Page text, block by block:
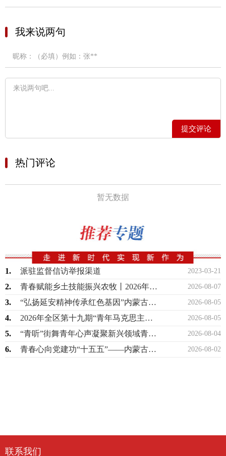
我来说两句
提交评论
热门评论
暂无数据
2023-03-21
1. 派驻监督信访举报渠道
2026-08-07
2. 青春赋能乡土技能振兴农牧丨2026年全区高素质青年农牧民暨乡村振兴青年人才技能提…
2026-08-05
3. “弘扬延安精神传承红色基因”内蒙古少先队2026年暑期研学实践活动圆满举办
2026-08-05
4. 2026年全区第十九期“青年马克思主义者培养工程”高校班顺利举办
2026-08-04
5. “青听”街舞青年心声凝聚新兴领域青春力量
2026-08-02
6. 青春心向党建功“十五五”——内蒙古青年讲师团示范性宣讲走进巴彦淖尔
联系我们